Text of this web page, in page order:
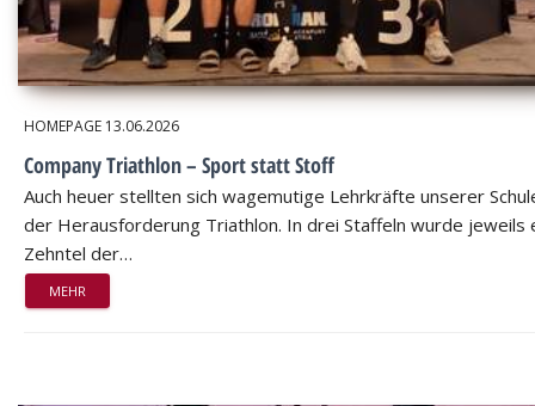
HOMEPAGE 13.06.2026
Company Triathlon – Sport statt Stoff
Auch heuer stellten sich wagemutige Lehrkräfte unserer
der Herausforderung Triathlon. In drei Staffeln wurde jeweils
Zehntel der…
MEHR